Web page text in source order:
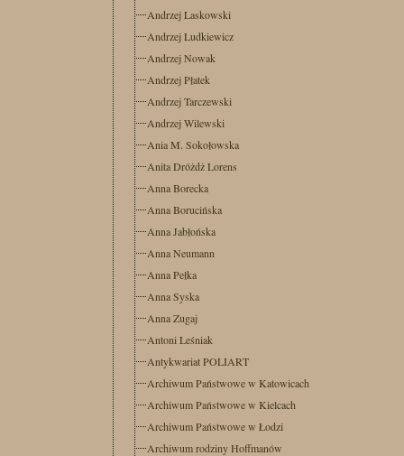
Andrzej Laskowski
Andrzej Ludkiewicz
Andrzej Nowak
Andrzej Płatek
Andrzej Tarczewski
Andrzej Wilewski
Ania M. Sokołowska
Anita Dróżdż Lorens
Anna Borecka
Anna Borucińska
Anna Jabłońska
Anna Neumann
Anna Pełka
Anna Syska
Anna Zugaj
Antoni Leśniak
Antykwariat POLIART
Archiwum Państwowe w Katowicach
Archiwum Państwowe w Kielcach
Archiwum Państwowe w Łodzi
Archiwum rodziny Hoffmanów